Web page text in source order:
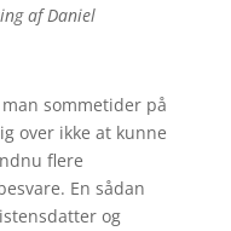
af Daniel
sommetider på
over ikke at kunne
flere
En sådan
og